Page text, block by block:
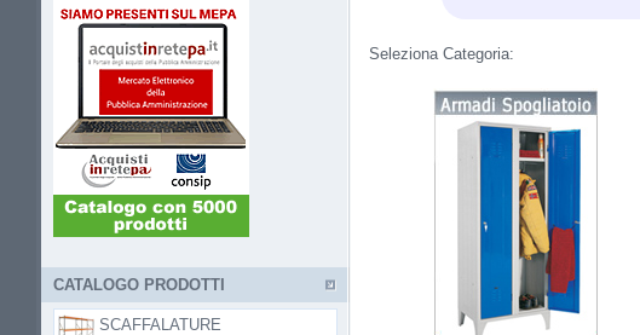
Seleziona Categoria:
CATALOGO PRODOTTI
SCAFFALATURE